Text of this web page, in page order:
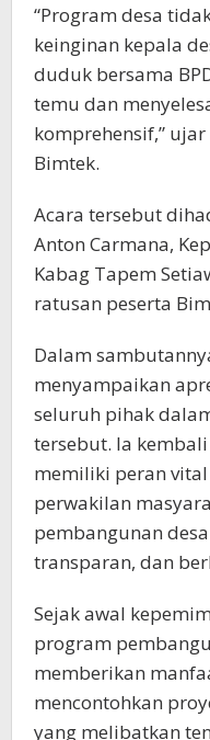
“Program desa
keinginan kepala
duduk bersama
temu dan
komprehensif,”
Bimtek.
Acara tersebut
Anton Carmana,
Kabag Tapem
ratusan peserta
Dalam
menyampaikan
seluruh pihak
tersebut. Ia
memiliki peran
perwakilan
pembangunan
transparan, dan
Sejak awal
program
memberikan
mencontohkan
yang melibatkan